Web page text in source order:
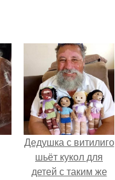
Дедушка с витилиго
шьёт кукол для
детей с таким же